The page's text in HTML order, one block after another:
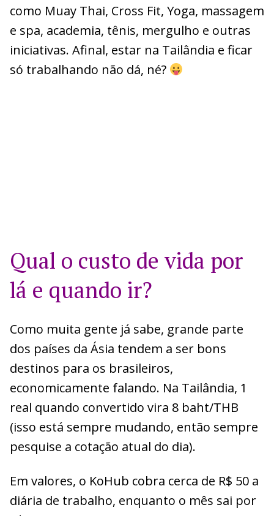
como Muay Thai, Cross Fit, Yoga, massagem
e spa, academia, tênis, mergulho e outras
iniciativas. Afinal, estar na Tailândia e ficar
só trabalhando não dá, né?
Qual o custo de vida por
lá e quando ir?
Como muita gente já sabe, grande parte
dos países da Ásia tendem a ser bons
destinos para os brasileiros,
economicamente falando. Na Tailândia, 1
real quando convertido vira 8 baht/THB
(isso está sempre mudando, então sempre
pesquise a cotação atual do dia).
Em valores, o KoHub cobra cerca de R$ 50 a
diária de trabalho, enquanto o mês sai por